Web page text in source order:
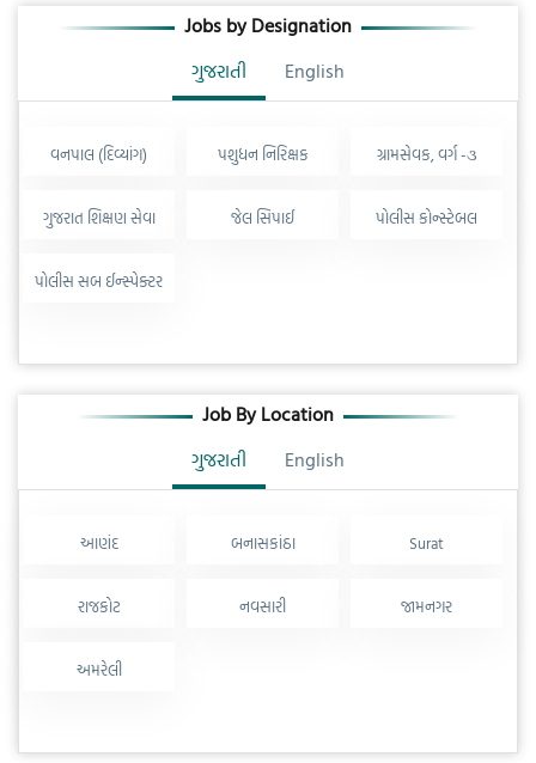
Jobs by Designation
ગુજરાતી
English
વનપાલ (દિવ્યાંગ) પશુધન નિરિક્ષક ગ્રામસેવક, વર્ગ -૩
ગુજરાત શિક્ષણ સેવા જેલ સિપાઈ પોલીસ કોન્સ્ટેબલ
પોલીસ સબ ઈન્સ્પેક્ટર
Job By Location
ગુજરાતી
English
આણંદ બનાસકાંઠા Surat
રાજકોટ નવસારી જામનગર
અમરેલી